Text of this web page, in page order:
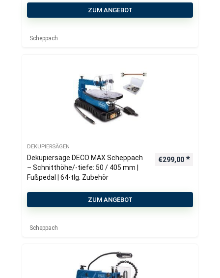
ZUM ANGEBOT
Scheppach
DEKUPIERSÄGEN
Dekupiersäge DECO MAX Scheppach
– Schnitthöhe/-tiefe: 50 / 405 mm |
Fußpedal | 64-tlg. Zubehör
€299,00
ZUM ANGEBOT
Scheppach